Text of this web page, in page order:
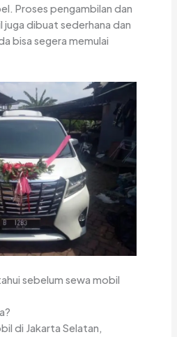
Proses pengambilan dan
dibuat sederhana dan
bisa segera memulai
sebelum sewa mobil
di Jakarta Selatan,